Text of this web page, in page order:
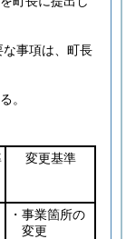
事項は、町長
。
変更基準
・事業箇所の
変更